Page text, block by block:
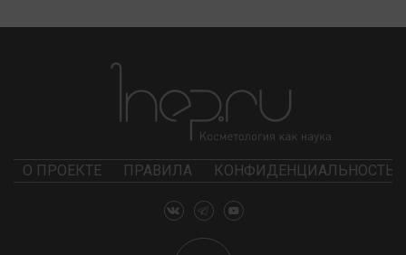
О ПРОЕКТЕ ПРАВИЛА КОНФИДЕНЦИАЛЬНОСТЬ